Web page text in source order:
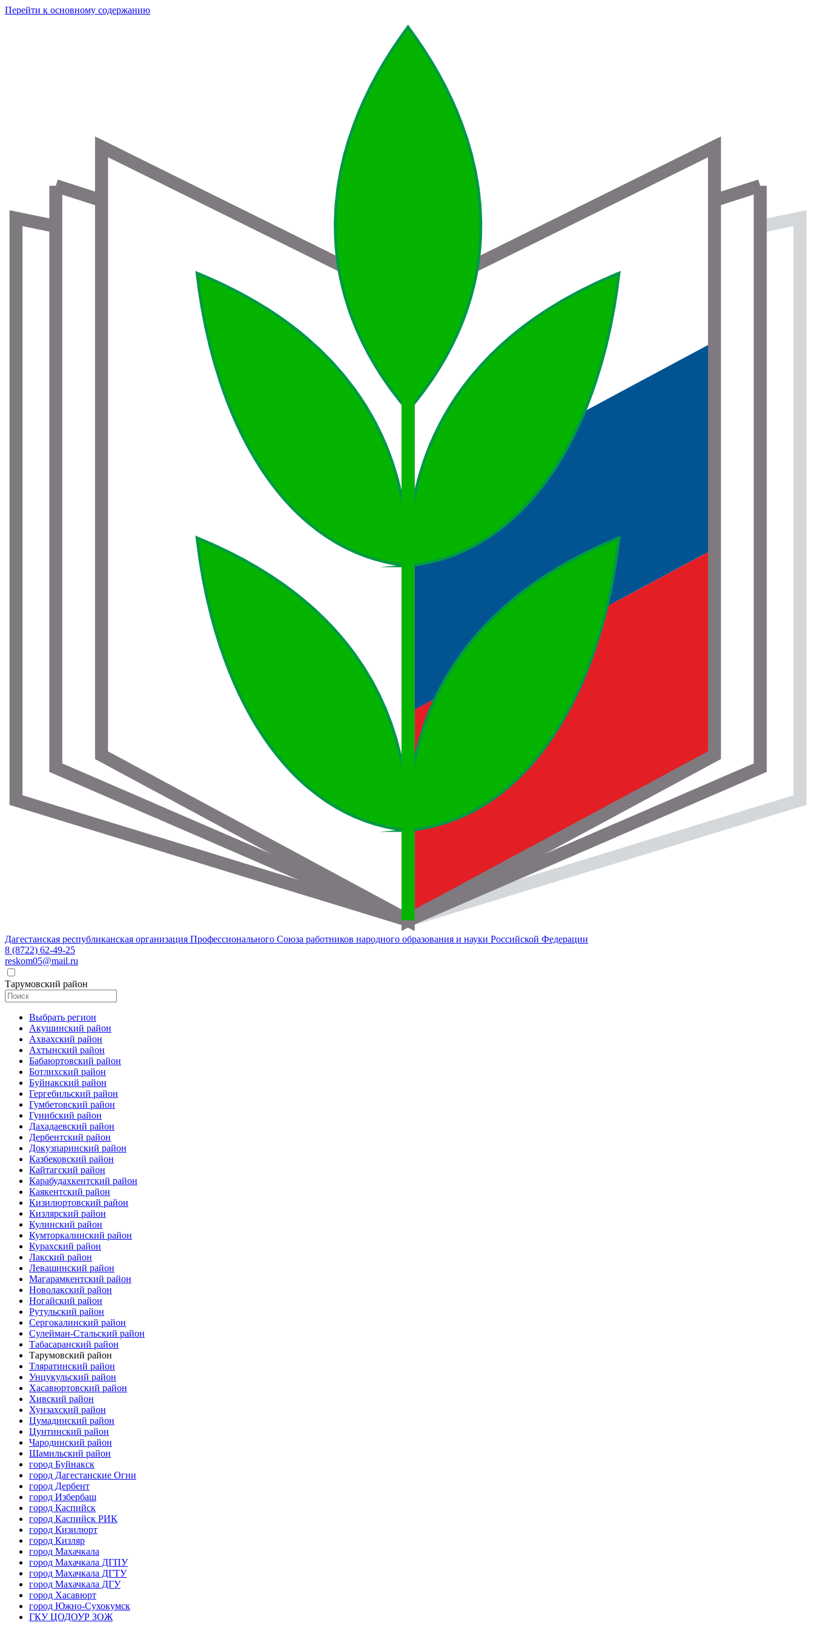
Перейти к основному содержанию
Дагестанская республиканская организация Профессионального Союза работников народного образования и науки Российской Федерации
8 (8722) 62-49-25
reskom05@mail.ru
Тарумовский район
Выбрать регион
Акушинский район
Ахвахский район
Ахтынский район
Бабаюртовский район
Ботлихский район
Буйнакский район
Гергебильский район
Гумбетовский район
Гунибский район
Дахадаевский район
Дербентский район
Докузпаринский район
Казбековский район
Кайтагский район
Карабудахкентский район
Каякентский район
Кизилюртовский район
Кизлярский район
Кулинский район
Кумторкалинский район
Курахский район
Лакский район
Левашинский район
Магарамкентский район
Новолакский район
Ногайский район
Рутульский район
Сергокалинский район
Сулейман-Стальский район
Табасаранский район
Тарумовский район
Тляратинский район
Унцукульский район
Хасавюртовский район
Хивский район
Хунзахский район
Цумадинский район
Цунтинский район
Чародинский район
Шамильский район
город Буйнакск
город Дагестанские Огни
город Дербент
город Избербаш
город Каспийск
город Каспийск РИК
город Кизилюрт
город Кизляр
город Махачкала
город Махачкала ДГПУ
город Махачкала ДГТУ
город Махачкала ДГУ
город Хасавюрт
город Южно-Сухокумск
ГКУ ЦОДОУР ЗОЖ